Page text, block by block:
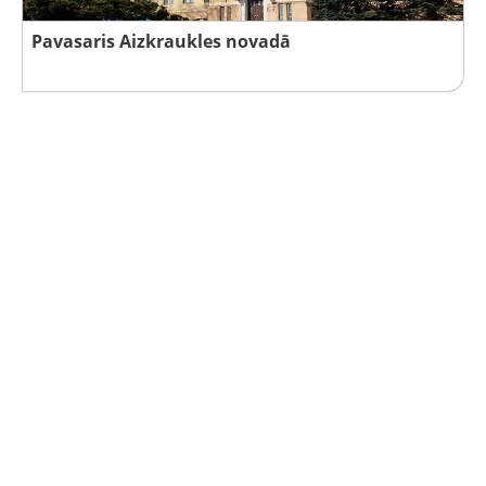
Pavasaris Aizkraukles novadā